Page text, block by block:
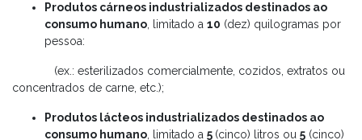
Produtos cárneos industrializados destinados ao
consumo humano , limitado a 10 (dez) quilogramas por
pessoa:
(ex.: esterilizados comercialmente, cozidos, extratos ou
concentrados de carne, etc.);
Produtos lácteos industrializados destinados ao
consumo humano , limitado a 5 (cinco) litros ou 5 (cinco)